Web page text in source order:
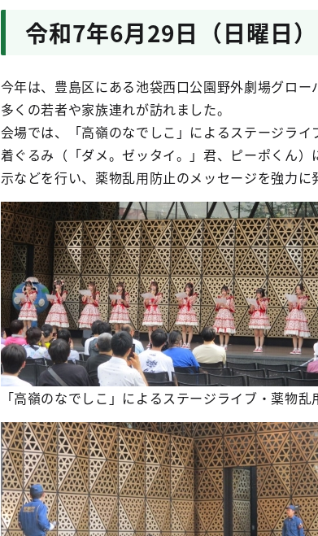
令和7年6月29日（日曜日）
今年は、豊島区にある池袋西口公園野外劇場グロ
多くの若者や家族連れが訪れました。
会場では、「高嶺のなでしこ」によるステージライ
着ぐるみ（「ダメ。ゼッタイ。」君、ピーポくん
示などを行い、薬物乱用防止のメッセージを強力に
「高嶺のなでしこ」によるステージライブ・薬物乱